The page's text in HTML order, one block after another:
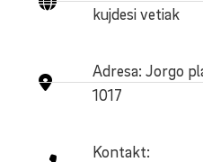
kujdesi vetiak
Adresa: Jorgo
1017
Kontakt: